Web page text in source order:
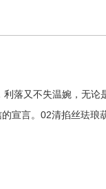
落又不失温婉，无论
宣言。02清掐丝珐琅